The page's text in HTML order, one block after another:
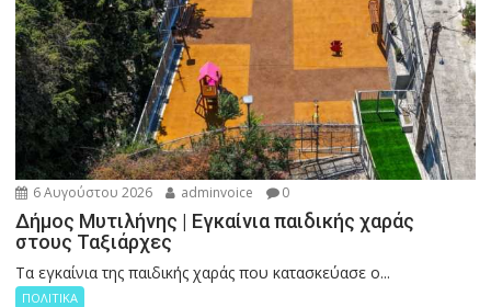
6 Αυγούστου 2026 adminvoice 0
Δήμος Μυτιλήνης | Εγκαίνια παιδικής χαράς
στους Ταξιάρχες
Tα εγκαίνια της παιδικής χαράς που κατασκεύασε ο...
ΠΟΛΙΤΙΚΑ